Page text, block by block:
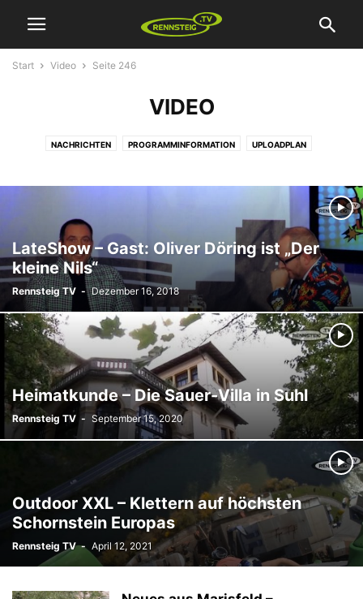
Start Video Seite 246
VIDEO
NACHRICHTEN PROGRAMMINFORMATION UPLOADPLAN
LateShow – Gast: Oliver Döring ist „Der
kleine Nils“
Rennsteig TV - Dezember 16, 2018
Heimatkunde – Die Sauer-Villa in Suhl
Rennsteig TV - September 15, 2020
Outdoor XXL – Klettern auf höchsten
Schornstein Europas
Rennsteig TV - April 12, 2021